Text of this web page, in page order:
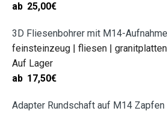
ab 25,00€
3D Fliesenbohrer mit M14-
feinsteinzeug | fliesen |
Auf Lager
ab 17,50€
Adapter Rundschaft auf M14 Zapfen